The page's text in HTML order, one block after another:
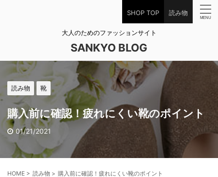
SHOP TOP 読み物
大人のためのファッションサイト
SANKYO BLOG
読み物 靴
購入前に確認！疲れにくい靴のポイント
01/21/2021
HOME > 読み物 > 購入前に確認！疲れにくい靴のポイント